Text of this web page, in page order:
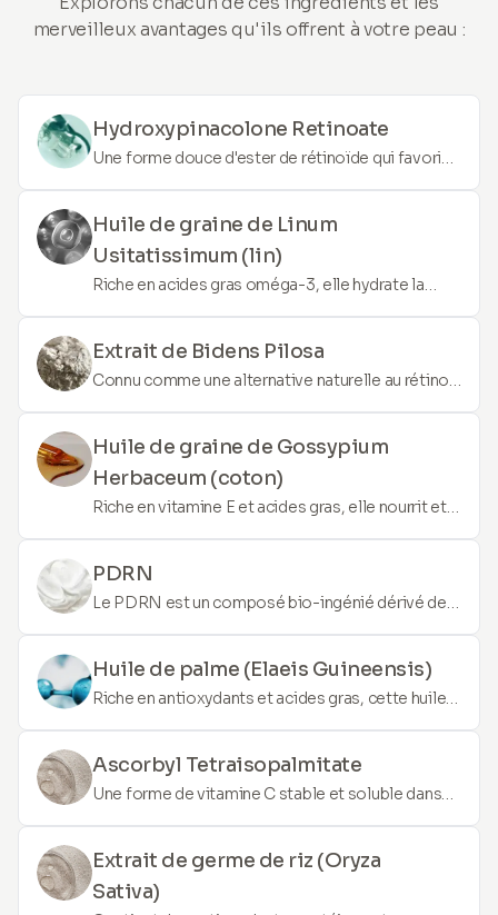
merveilleux avantages qu'ils offrent à votre peau :
Hydroxypinacolone Retinoate
Une forme douce d'ester de rétinoïde qui favorise
le renouvellement de la peau, réduit l'apparence
l'irritation souvent associée au rétinol
traditionnel.
Huile de graine de Linum
Usitatissimum (lin)
Riche en acides gras oméga-3, elle hydrate la
peau, réduit l'inflammation et aide à maintenir une
Extrait de Bidens Pilosa
Connu comme une alternative naturelle au rétinol,
il aide à lisser la peau, réduire l'apparence des
irritation.
Huile de graine de Gossypium
Herbaceum (coton)
Riche en vitamine E et acides gras, elle nourrit et
hydrate la peau, offrant un effet apaisant et
PDRN
Le PDRN est un composé bio-ingénié dérivé de
l’ADN. Réputé pour ses propriétés régénérantes,
cutané. Le PDRN améliore la texture globale,
atténue les cicatrices et embellit l’aspect de la
peau.
Huile de palme (Elaeis Guineensis)
Riche en antioxydants et acides gras, cette huile
hydrate profondément la peau, aide à restaurer la
les dommages environnementaux.
Ascorbyl Tetraisopalmitate
Une forme de vitamine C stable et soluble dans
l'huile qui pénètre profondément dans la peau
et protéger contre les dommages induits par les
UV.
Extrait de germe de riz (Oryza
Sativa)